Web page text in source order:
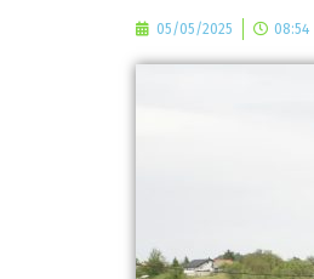
05/05/2025 08:54